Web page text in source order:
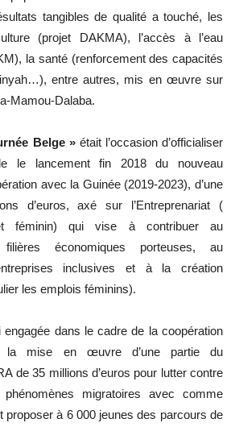
tangibles de qualité a touché, les
(projet DAKMA), l’accès à l’eau
la santé (renforcement des capacités
entre autres, mis en œuvre sur
Mamou-Dalaba.
Belge »était l’occasion d’officialiser
le lancement fin 2018 du nouveau
avec la Guinée (2019-2023), d’une
d’euros, axé sur l’Entreprenariat (
féminin) qui vise à contribuer au
économiques porteuses, au
inclusives et à la création
les emplois féminins).
dans le cadre de la coopération
la mise en œuvre d’une partie du
de 35 millions d’euros pour lutter contre
migratoires avec comme
proposer à 6 000 jeunes des parcours de